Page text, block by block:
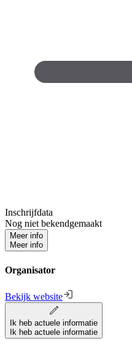
Inschrijfdata
Nog niet bekendgemaakt
Meer info
Meer info
Organisator
Bekijk website
Ik heb actuele informatie
Ik heb actuele informatie